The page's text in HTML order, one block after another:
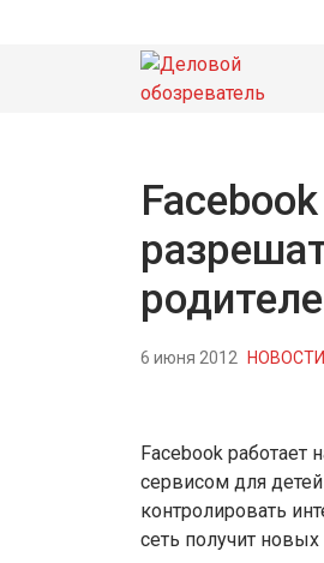
6 июня 2012 НОВОСТИ
Facebook работает
сервисом для
контролировать
сеть получит новых